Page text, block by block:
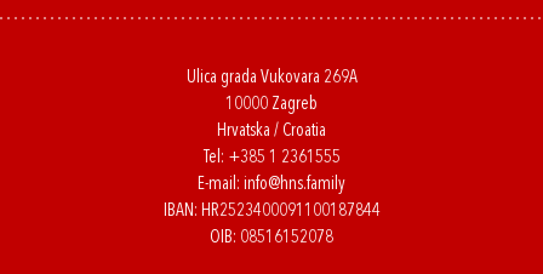
Ulica grada Vukovara 269A
10000 Zagreb
Hrvatska / Croatia
Tel: +385 1 2361555
E-mail: info@hns.family
IBAN: HR2523400091100187844
OIB: 08516152078